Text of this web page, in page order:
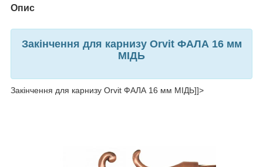
Опис
Закінчення для карнизу Orvit ФАЛА 16 мм
МІДЬ
Закінчення для карнизу Orvit ФАЛА 16 мм МІДЬ]]>